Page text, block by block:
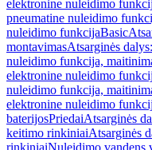
elektronine nuleidimo
pneumatine nuleidimo
nuleidimo funkcijaBasic
montavimasAtsarginės
nuleidimo funkcija,
elektronine nuleidimo
nuleidimo funkcija,
elektronine nuleidimo
baterijosPriedaiAtsarginės
keitimo rinkiniaiAtsarginės
rinkiniaiNuleidimo vandens